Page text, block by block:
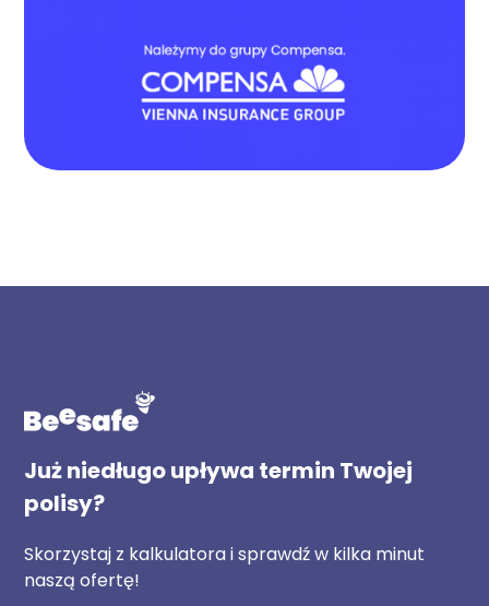
Już niedługo upływa termin Twojej
polisy?
Skorzystaj z kalkulatora i sprawdź w kilka minut
naszą ofertę!